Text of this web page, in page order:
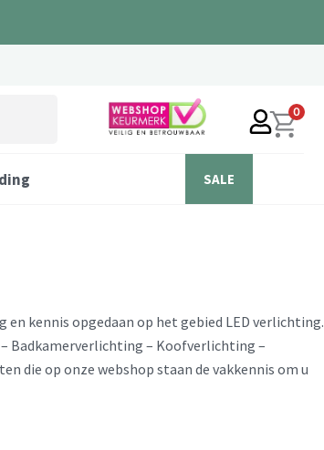
0
SALE
kennis opgedaan op het gebied LED verlichting.
Badkamerverlichting – Koofverlichting –
die op onze webshop staan de vakkennis om u